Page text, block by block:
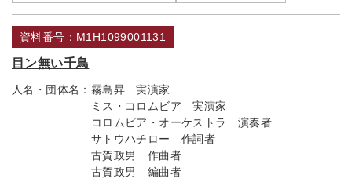
資料番号：M1H1099001131
目ン無い千鳥
人名・団体名： 霧島昇 実演家
ミス・コロムビア 実演家
コロムビア・オーケストラ 演奏者
サトウハチロー 作詞者
古賀政男 作曲者
古賀政男 編曲者